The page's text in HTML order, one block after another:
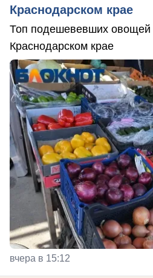
Краснодарском крае
Топ подешевевших овощей
Краснодарском крае
вчера в 15:12